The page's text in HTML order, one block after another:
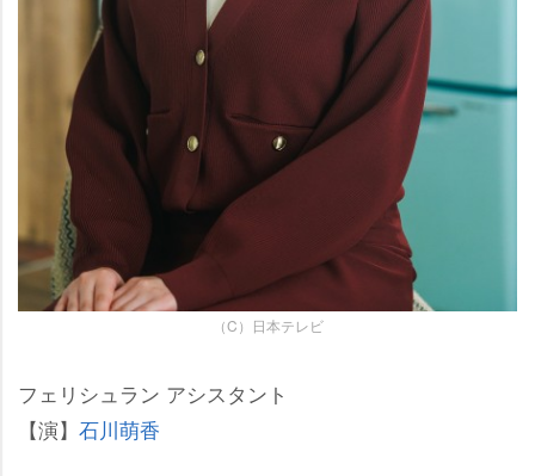
（C）日本テレビ
フェリシュラン アシスタント
【演】 石川萌香